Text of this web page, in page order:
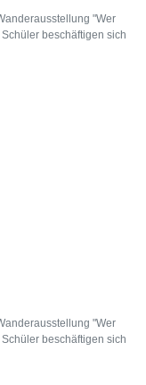
"Wer
beschäftigen sich
"Wer
beschäftigen sich